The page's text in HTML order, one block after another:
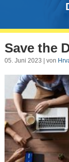
Save the
05. Juni 2023 | von